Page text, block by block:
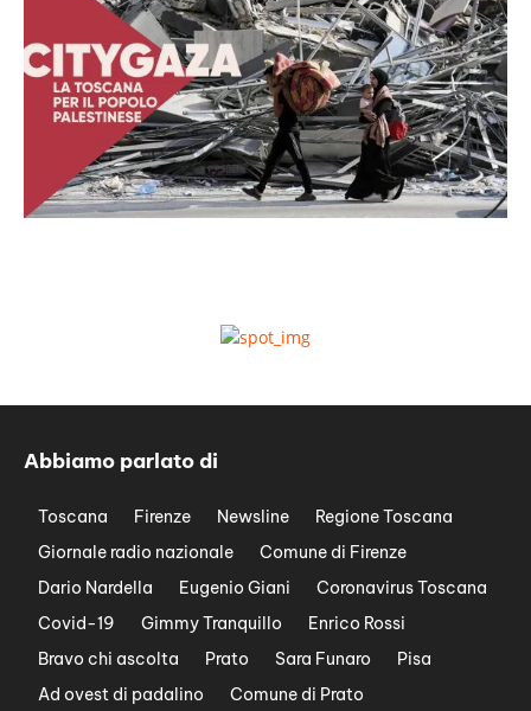
Abbiamo parlato di
Toscana Firenze Newsline
Regione Toscana
Giornale radio nazionale
Comune di Firenze
Dario Nardella
Eugenio Giani
Coronavirus Toscana
Covid-19
Gimmy Tranquillo
Enrico Rossi
Bravo chi ascolta
Prato Sara Funaro
Pisa
Ad ovest di padalino
Comune di Prato